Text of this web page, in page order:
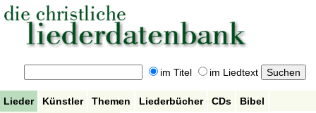
im Titel im Liedtext
Lieder Künstler Themen Liederbücher CDs
Bibel